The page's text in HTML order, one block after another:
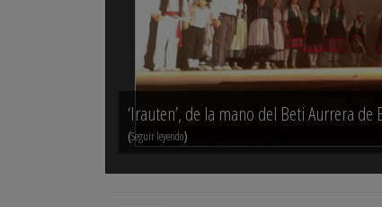
‘Irauten’, de la mano del Beti Aurrera de
(Seguir leyendo)